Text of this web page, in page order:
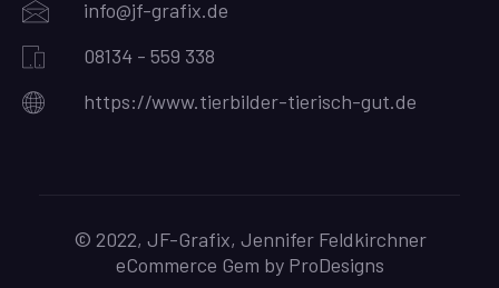
info@jf-grafix.de
08134 - 559 338
https://www.tierbilder-tierisch-gut.de
© 2022, JF-Grafix, Jennifer Feldkirchner
eCommerce Gem by ProDesigns